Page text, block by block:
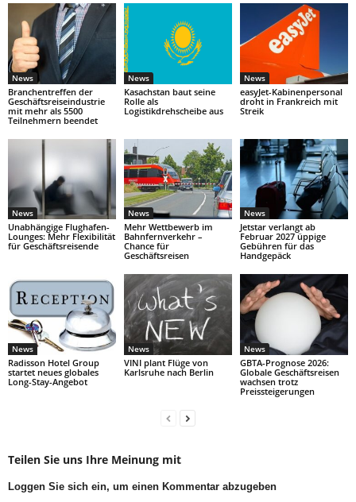
News
Branchentreffen der
Geschäftsreiseindustrie
mit mehr als 5500
Teilnehmern beendet
News
Kasachstan baut seine
Rolle als
Logistikdrehscheibe aus
News
easyJet-Kabinenpersonal
droht in Frankreich mit
Streik
News
Unabhängige Flughafen-
Lounges: Mehr Flexibilität
für Geschäftsreisende
News
Mehr Wettbewerb im
Bahnfernverkehr –
Chance für
Geschäftsreisen
News
Jetstar verlangt ab
Februar 2027 üppige
Gebühren für das
Handgepäck
News
Radisson Hotel Group
startet neues globales
Long-Stay-Angebot
News
VINI plant Flüge von
Karlsruhe nach Berlin
News
GBTA-Prognose 2026:
Globale Geschäftsreisen
wachsen trotz
Preissteigerungen
Teilen Sie uns Ihre Meinung mit
Loggen Sie sich ein, um einen Kommentar abzugeben